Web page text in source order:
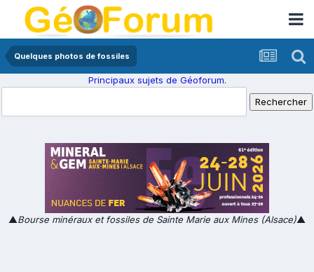
Quelques photos de fossiles
Principaux sujets de Géoforum.
▲Bourse minéraux et fossiles de Sainte Marie aux Mines (Alsace)▲